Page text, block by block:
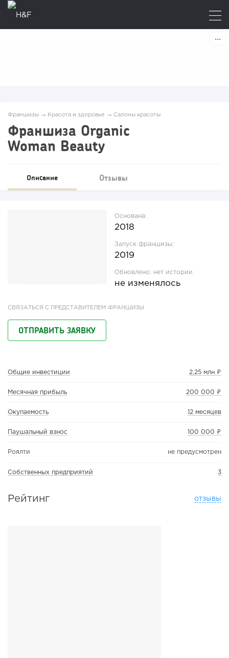
Франшизы → Красота и здоровье → Салоны красоты
Франшиза Organic
Woman Beauty
Описание Отзывы
Основана:
2018
Запуск франшизы:
2019
Обновлено: нет истории
не изменялось
СВЯЗАТЬСЯ С ПРЕДСТАВИТЕЛЕМ ФРАНШИЗЫ
ОТПРАВИТЬ ЗАЯВКУ
Общие инвестиции 2,25 млн ₽
Месячная прибыль 200 000 ₽
Окупаемость 12 месяцев
Паушальный взнос 100 000 ₽
Роялти не предусмотрен
Собственных предприятий 3
Рейтинг отзывы